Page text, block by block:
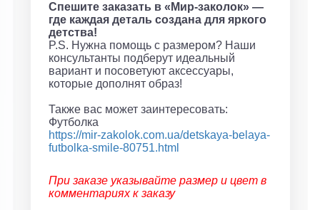
Спешите заказать в «Мир-заколок» —
где каждая деталь создана для яркого
детства!
P.S. Нужна помощь с размером? Наши
консультанты подберут идеальный
вариант и посоветуют аксессуары,
которые дополнят образ!
Также вас может заинтересовать:
Футболка
https://mir-zakolok.com.ua/detskaya-belaya-
futbolka-smile-80751.html
При заказе указывайте размер и цвет в
комментариях к заказу